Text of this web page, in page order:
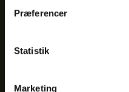
Præferencer
Statistik
Marketing
Geeignet für den